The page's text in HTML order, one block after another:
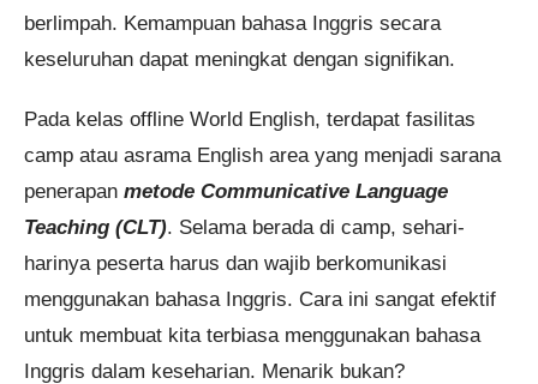
berlimpah. Kemampuan bahasa Inggris secara
keseluruhan dapat meningkat dengan signifikan.
Pada kelas offline World English, terdapat fasilitas
camp atau asrama English area yang menjadi sarana
penerapan metode Communicative Language
Teaching (CLT). Selama berada di camp, sehari-
harinya peserta harus dan wajib berkomunikasi
menggunakan bahasa Inggris. Cara ini sangat efektif
untuk membuat kita terbiasa menggunakan bahasa
Inggris dalam keseharian. Menarik bukan?